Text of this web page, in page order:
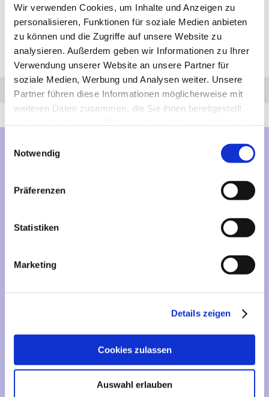
Wir verwenden Cookies, um Inhalte und Anzeigen zu
personalisieren, Funktionen für soziale Medien anbieten
zu können und die Zugriffe auf unsere Website zu
analysieren. Außerdem geben wir Informationen zu Ihrer
Verwendung unserer Website an unsere Partner für
soziale Medien, Werbung und Analysen weiter. Unsere
Partner führen diese Informationen möglicherweise mit
weiteren Daten zusammen, die Sie ihnen bereitgestellt
Notwendig
Präferenzen
Statistiken
Marketing
Details zeigen
Cookies zulassen
Auswahl erlauben
Anfrage Anrufen AHK-Finder
Mehr über...
Vertrag widerrufen
Informationen
Liefer- und Versandkosten
Impressum
Sitemap